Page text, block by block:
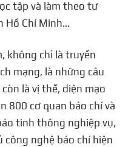
tập và làm theo tư
Hồ Chí Minh…
không chỉ là truyền
mạng, là những câu
là vị thế, diện mạo
800 cơ quan báo chí và
tinh thông nghiệp vụ,
công nghệ báo chí hiện